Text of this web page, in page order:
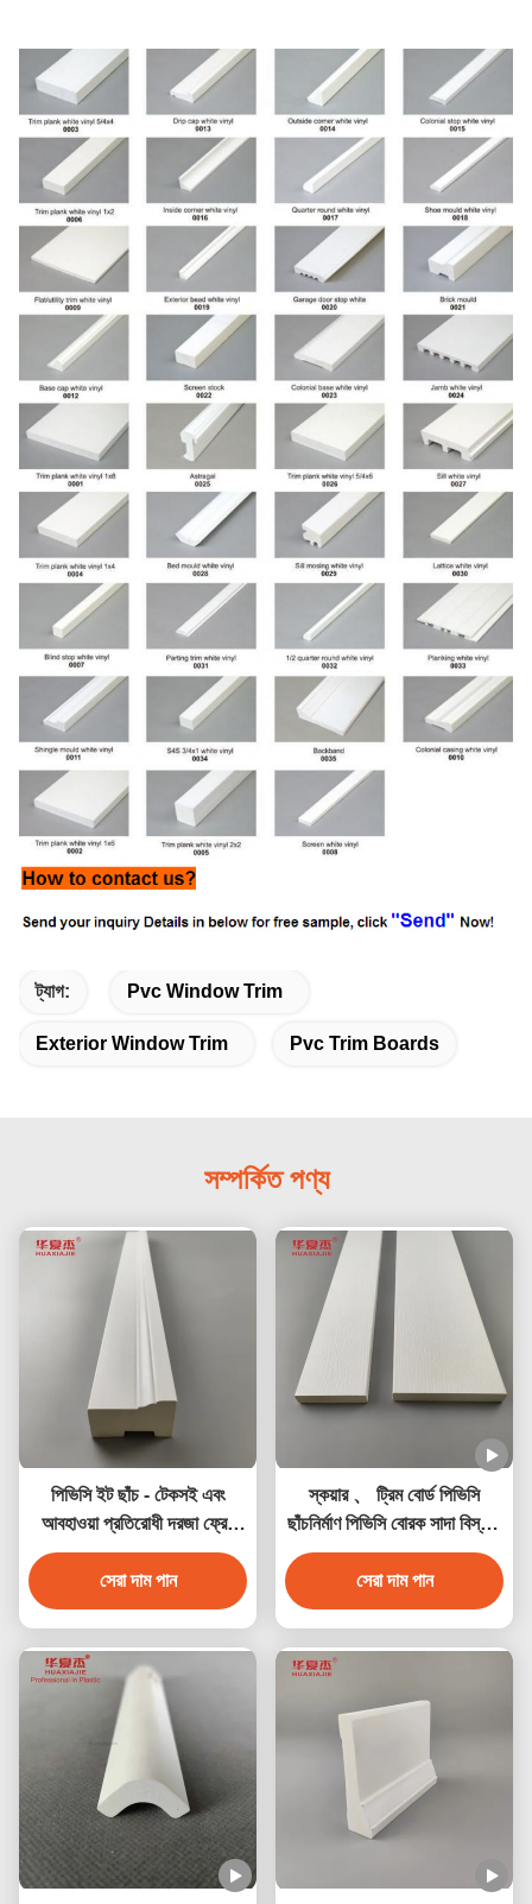
ট্যাগ: Pvc Window Trim
Exterior Window Trim Pvc Trim Boards
সম্পর্কিত পণ্য
পিভিসি ইট ছাঁচ - টেকসই এবং
আবহাওয়া প্রতিরোধী দরজা ফ্রেম
ট্রিম
সেরা দাম পান
স্কয়ার 、 ট্রিম বোর্ড পিভিসি
ছাঁচনির্মাণ পিভিসি বোরক সাদা বিস্তৃত
অ্যাপ্লিকেশন জন্য
সেরা দাম পান